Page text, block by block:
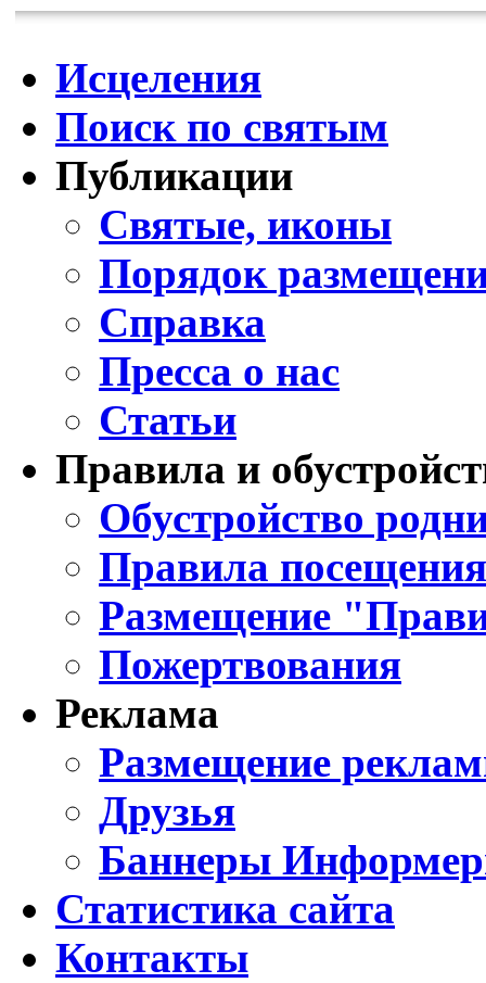
Исцеления
Поиск по святым
Публикации
Святые, иконы
Порядок
Справка
Пресса о нас
Статьи
Правила и
Обустройство
Правила
Размещение
Пожертвования
Реклама
Размещение
Друзья
Баннеры
Статистика сайта
Контакты